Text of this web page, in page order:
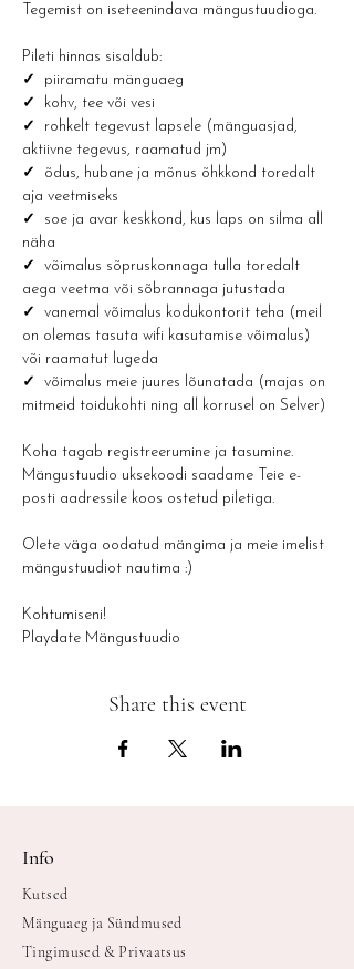
Tegemist on iseteenindava mängustuudioga.
Pileti hinnas sisaldub:
✓
piiramatu mänguaeg
✓ kohv, tee või vesi
✓ rohkelt tegevust lapsele (mänguasjad,
aktiivne tegevus, raamatud jm)
✓ õdus, hubane ja mõnus õhkkond toredalt
aja veetmiseks
✓ soe ja avar keskkond, kus laps on silma all
näha
✓ võimalus sõpruskonnaga tulla toredalt
aega veetma või sõbrannaga jutustada
✓ vanemal võimalus kodukontorit teha (meil
on olemas tasuta wifi kasutamise võimalus)
või raamatut lugeda
✓ võimalus meie juures lõunatada (majas on
mitmeid toidukohti ning all korrusel on Selver)
Koha tagab registreerumine ja tasumine.
Mängustuudio uksekoodi saadame Teie e-
posti aadressile koos ostetud piletiga.
Olete väga oodatud mängima ja meie imelist
mängustuudiot nautima :)
Kohtumiseni!
Playdate Mängustuudio
Share this event
Info
Kutsed
Mänguaeg ja Sündmused
Tingimused & Privaatsus